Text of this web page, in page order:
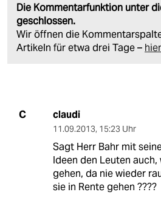
Die Kommentarfunktion unter
geschlossen.
Wir öffnen die
Artikeln für etwa drei Tage –
C claudi
11.09.2013, 15:23 Uhr
Sagt Herr Bahr mit
Ideen den Leuten
gehen, da nie wieder
sie in Rente gehen ????